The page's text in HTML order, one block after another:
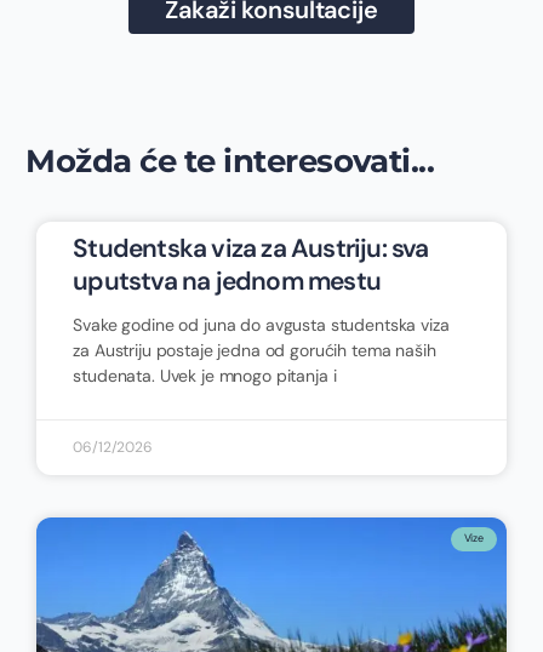
Zakaži konsultacije
Možda će te interesovati...
Studentska viza za Austriju: sva
uputstva na jednom mestu
Svake godine od juna do avgusta studentska viza
za Austriju postaje jedna od gorućih tema naših
studenata. Uvek je mnogo pitanja i
06/12/2026
Vize